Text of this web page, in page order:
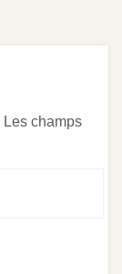
Les champs